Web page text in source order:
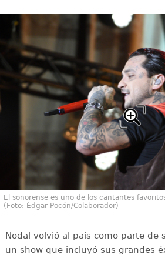
El sonorense es uno de los cantantes
(Foto: Édgar Pocón/Colaborador)
Nodal volvió al país como parte de
un show que incluyó sus grandes